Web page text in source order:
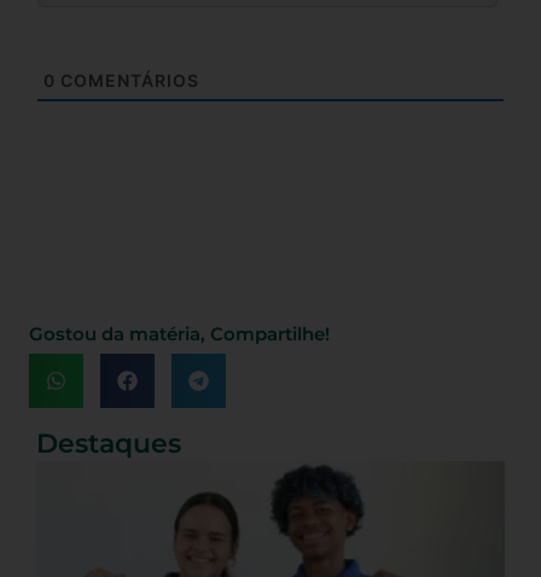
0 COMENTÁRIOS
Gostou da matéria, Compartilhe!
Destaques